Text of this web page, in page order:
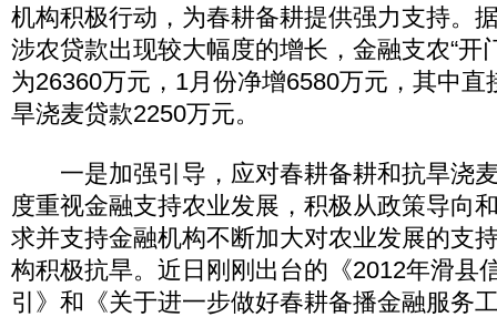
机构积极行动，为春耕备耕提供强力支持。
涉农贷款出现较大幅度的增长，金融支农“开
为26360万元，1月份净增6580万元，其中直
旱浇麦贷款2250万元。
一是加强引导，应对春耕备耕和抗旱浇
度重视金融支持农业发展，积极从政策导向
求并支持金融机构不断加大对农业发展的支
构积极抗旱。近日刚刚出台的《2012年滑县
引》和《关于进一步做好春耕备播金融服务